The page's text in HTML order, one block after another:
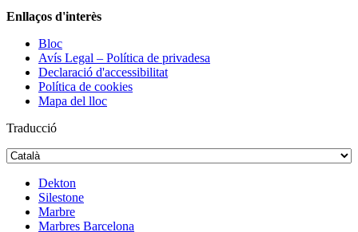
Enllaços d'interès
Bloc
Avís Legal – Política de privadesa
Declaració d'accessibilitat
Política de cookies
Mapa del lloc
Traducció
Dekton
Silestone
Marbre
Marbres Barcelona